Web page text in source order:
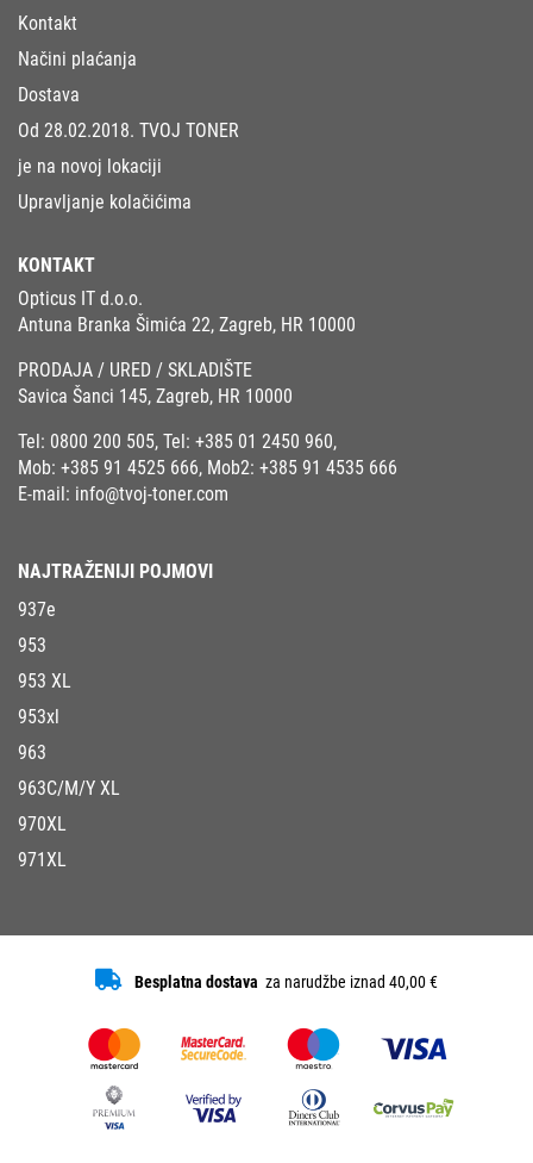
Kontakt
Načini plaćanja
Dostava
Od 28.02.2018. TVOJ TONER
je na novoj lokaciji
Upravljanje kolačićima
KONTAKT
Opticus IT d.o.o.
Antuna Branka Šimića 22, Zagreb, HR 10000
PRODAJA / URED / SKLADIŠTE
Savica Šanci 145, Zagreb, HR 10000
Tel: 0800 200 505, Tel: +385 01 2450 960,
Mob: +385 91 4525 666, Mob2: +385 91 4535 666
E-mail: info@tvoj-toner.com
NAJTRAŽENIJI POJMOVI
937e
953
953 XL
953xl
963
963C/M/Y XL
970XL
971XL
Besplatna dostava za narudžbe iznad 40,00 €